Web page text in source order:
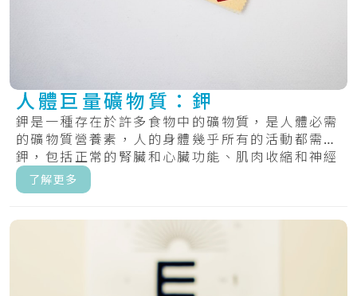
人體巨量礦物質：鉀
鉀是一種存在於許多食物中的礦物質，是人體必需
的礦物質營養素，人的身體幾乎所有的活動都需要
鉀，包括正常的腎臟和心臟功能、肌肉收縮和神經
傳遞...
了解更多